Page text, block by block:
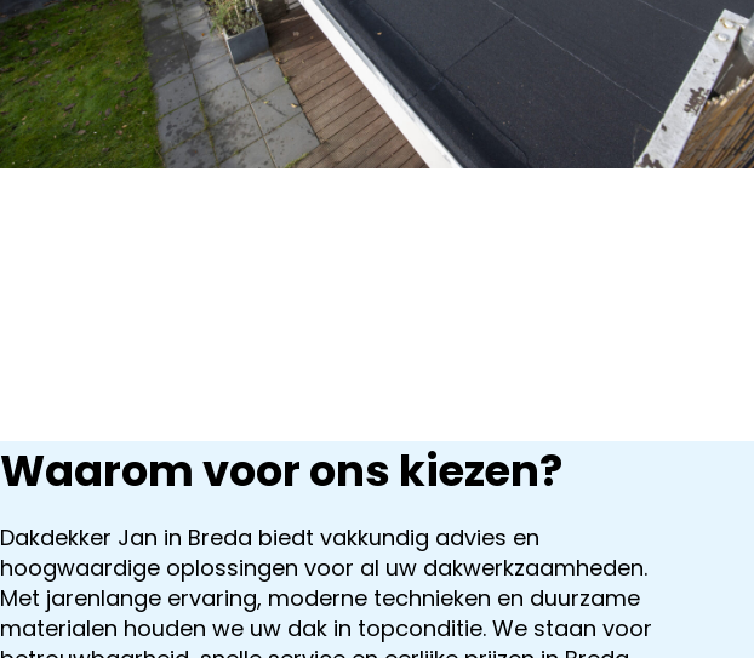
Waarom voor ons kiezen?
Dakdekker Jan in Breda biedt vakkundig advies en
hoogwaardige oplossingen voor al uw dakwerkzaamheden.
Met jarenlange ervaring, moderne technieken en duurzame
materialen houden we uw dak in topconditie. We staan voor